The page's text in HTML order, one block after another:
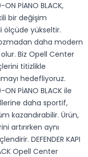
ON PİANO BLACK,
bir değişim
ölçüde yükseltir.
daha modern
Biz Opell Center
titizlikle
hedefliyoruz.
ON PİANO BLACK ile
daha sportif,
kazandırabilir. Ürün,
artırırken aynı
DEFENDER KAPI
Opell Center